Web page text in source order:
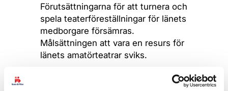
Förutsättningarna för att turnera och
spela teaterföreställningar för länets
medborgare försämras.
Målsättningen att vara en resurs för
länets amatörteatrar sviks.